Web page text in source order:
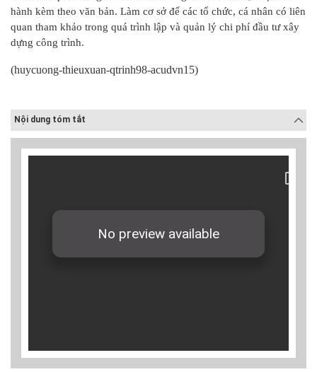
hành kèm theo văn bản. Làm cơ sở để các tổ chức, cá nhân có liên
quan tham khảo trong quá trình lập và quản lý chi phí đầu tư xây
dựng công trình.
(huycuong-thieuxuan-qtrinh98-acudvn15)
Nội dung tóm tắt